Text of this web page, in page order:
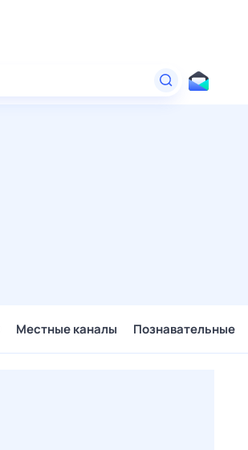
Местные каналы Познавательные